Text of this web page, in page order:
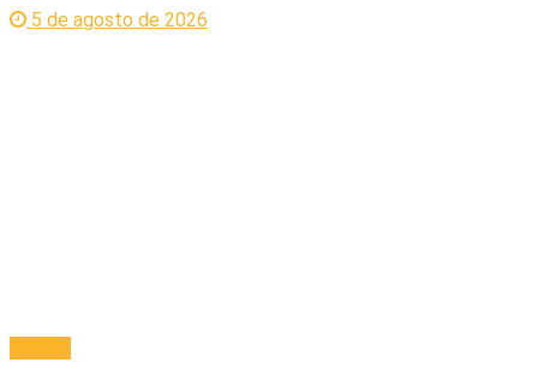
5 de agosto de 2026